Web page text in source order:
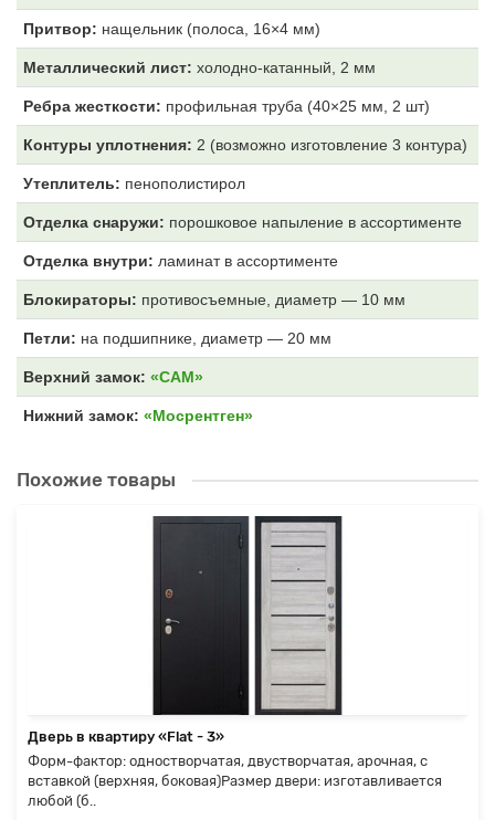
Притвор: нащельник (полоса, 16×4 мм)
Металлический лист: холодно-катанный, 2 мм
Ребра жесткости: профильная труба (40×25 мм, 2 шт)
Контуры уплотнения: 2 (возможно изготовление 3 контура)
Утеплитель: пенополистирол
Отделка снаружи: порошковое напыление в ассортименте
Отделка внутри: ламинат в ассортименте
Блокираторы: противосъемные, диаметр — 10 мм
Петли: на подшипнике, диаметр — 20 мм
Верхний замок: «САМ»
Нижний замок: «Мосрентген»
Похожие товары
Дверь в квартиру «Flat - 3»
Форм-фактор: одностворчатая, двустворчатая, арочная, с
вставкой (верхняя, боковая)Размер двери: изготавливается
любой (б..